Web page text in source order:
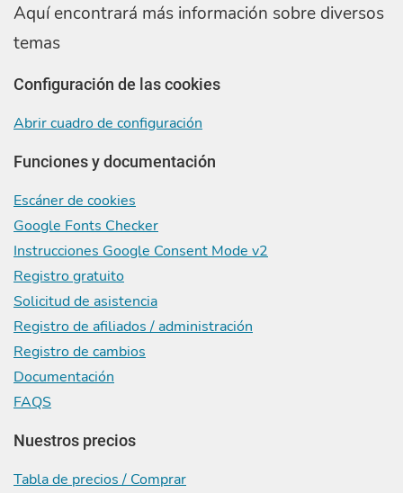
Aquí encontrará más información sobre diversos
temas
Configuración de las cookies
Abrir cuadro de configuración
Funciones y documentación
Escáner de cookies
Google Fonts Checker
Instrucciones Google Consent Mode v2
Registro gratuito
Solicitud de asistencia
Registro de afiliados / administración
Registro de cambios
Documentación
FAQS
Nuestros precios
Tabla de precios / Comprar